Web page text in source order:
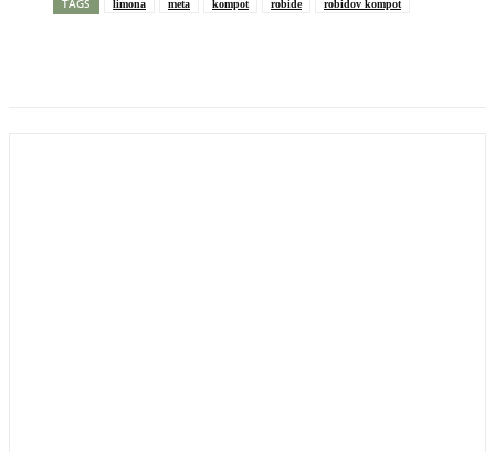
TAGS limona meta kompot robide robidov kompot